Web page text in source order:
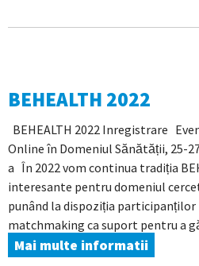
BEHEALTH 2022
BEHEALTH 2022 Inregistrare
Online în Domeniul Sănătății, 25-
a În 2022 vom continua tradiția
interesante pentru domeniul
punând la dispoziția
matchmaking ca suport pentru a
Mai multe informatii